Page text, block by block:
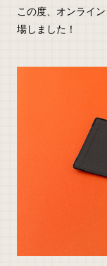
この度、オンライ
場しました！